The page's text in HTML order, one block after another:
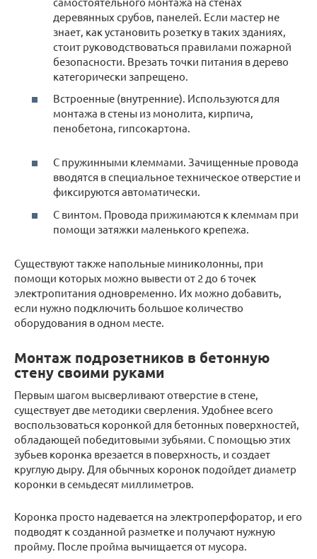
деревянных срубов, панелей. Если мастер не
знает, как установить розетку в таких зданиях,
стоит руководствоваться правилами пожарной
безопасности. Врезать точки питания в дерево
категорически запрещено.
Встроенные (внутренние). Используются для
монтажа в стены из монолита, кирпича,
пенобетона, гипсокартона.
С пружинными клеммами. Зачищенные провода
вводятся в специальное техническое отверстие и
фиксируются автоматически.
С винтом. Провода прижимаются к клеммам при
помощи затяжки маленького крепежа.
Существуют также напольные миниколонны, при
помощи которых можно вывести от 2 до 6 точек
электропитания одновременно. Их можно добавить,
если нужно подключить большое количество
оборудования в одном месте.
Монтаж подрозетников в бетонную
стену своими руками
Первым шагом высверливают отверстие в стене,
существует две методики сверления. Удобнее всего
воспользоваться коронкой для бетонных поверхностей,
обладающей победитовыми зубьями. С помощью этих
зубьев коронка врезается в поверхность, и создает
круглую дыру. Для обычных коронок подойдет диаметр
коронки в семьдесят миллиметров.
Коронка просто надевается на электроперфоратор, и его
подводят к созданной разметке и получают нужную
пройму. После пройма вычищается от мусора.